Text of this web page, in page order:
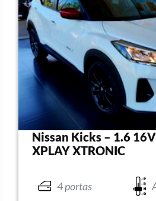
Nissan Kicks – 1.6 16V
XPLAY XTRONIC
4 portas